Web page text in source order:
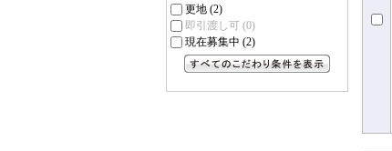
更地 (2)
即引渡し可 (0)
現在募集中 (2)